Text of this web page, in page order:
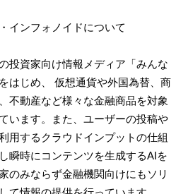
インフォノイドについて
投資家向け情報メディア「みんな
はじめ、 仮想通貨や外国為替、商
不動産など様々な金融商品を対象
います。また、ユーザーの投稿や
用するクラウドインプットの仕組
瞬時にコンテンツを生成するAIを
のみならず金融機関向けにもソリ